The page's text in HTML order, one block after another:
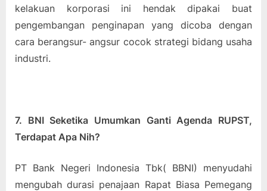
kelakuan korporasi ini hendak dipakai buat
pengembangan penginapan yang dicoba dengan
cara berangsur- angsur cocok strategi bidang usaha
industri.
7. BNI Seketika Umumkan Ganti Agenda RUPST,
Terdapat Apa Nih?
PT Bank Negeri Indonesia Tbk( BBNI) menyudahi
mengubah durasi penajaan Rapat Biasa Pemegang